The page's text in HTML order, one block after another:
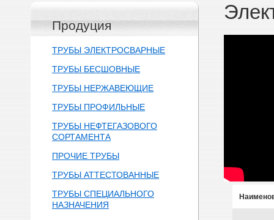
Продуция
ТРУБЫ ЭЛЕКТРОСВАРНЫЕ
ТРУБЫ БЕСШОВНЫЕ
ТРУБЫ НЕРЖАВЕЮЩИЕ
ТРУБЫ ПРОФИЛЬНЫЕ
ТРУБЫ НЕФТЕГАЗОВОГО
СОРТАМЕНТА
ПРОЧИЕ ТРУБЫ
ТРУБЫ АТТЕСТОВАННЫЕ
ТРУБЫ СПЕЦИАЛЬНОГО
НАЗНАЧЕНИЯ